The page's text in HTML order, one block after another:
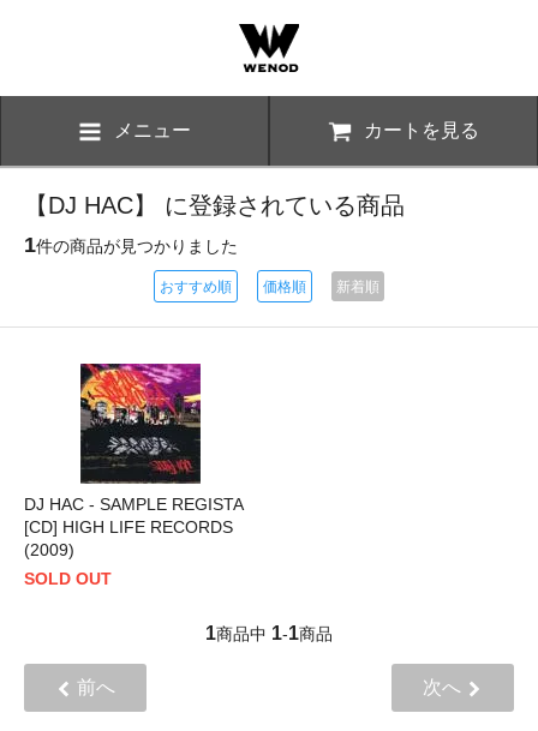
メニュー カートを見る
【DJ HAC】 に登録されている商品
1件の商品が見つかりました
おすすめ順 価格順 新着順
DJ HAC - SAMPLE REGISTA
[CD] HIGH LIFE RECORDS
(2009)
SOLD OUT
1商品中 1-1商品
前へ 次へ